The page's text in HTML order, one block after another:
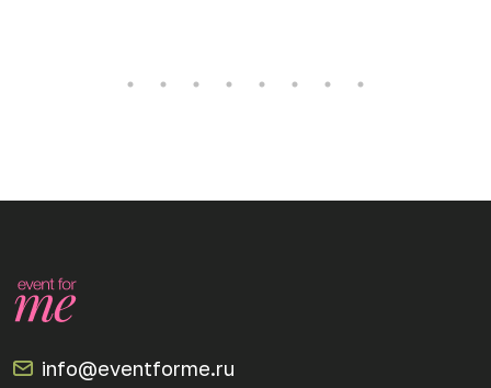
info@eventforme.ru